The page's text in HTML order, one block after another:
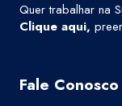
Quer trabalhar na
Clique aqui,
Fale Conosco